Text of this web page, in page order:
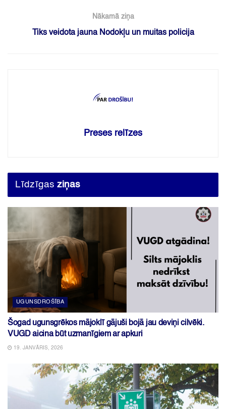
Nākamā ziņa
Tiks veidota jauna Nodokļu un muitas policija
Preses relīzes
Līdzīgas ziņas
UGUNSDROŠĪBA
Šogad ugunsgrēkos mājoklī gājuši bojā jau deviņi cilvēki.
VUGD aicina būt uzmanīgiem ar apkuri
19. JANVĀRIS, 2026